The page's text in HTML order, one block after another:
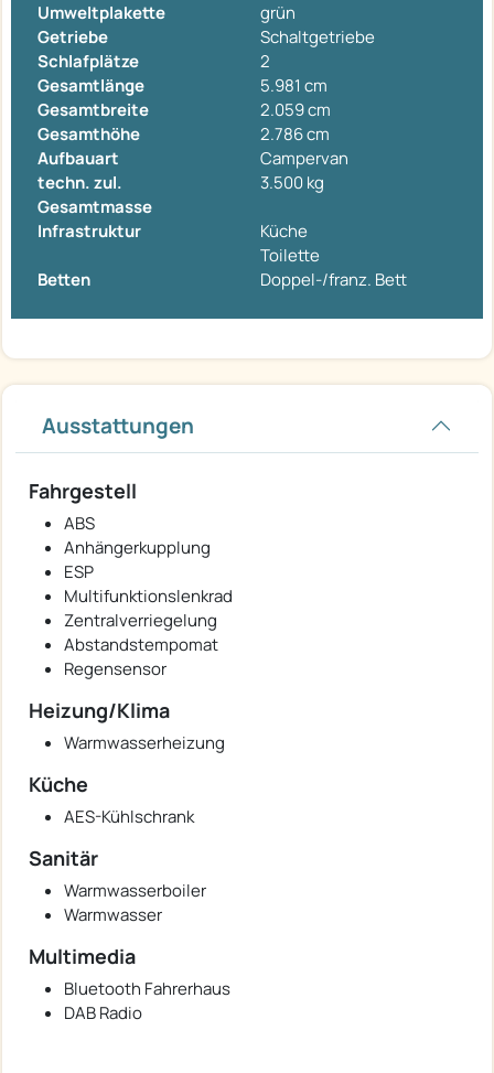
Umweltplakette
grün
Getriebe
Schaltgetriebe
Schlafplätze
2
Gesamtlänge
5.981 cm
Gesamtbreite
2.059 cm
Gesamthöhe
2.786 cm
Aufbauart
Campervan
techn. zul.
Gesamtmasse
3.500 kg
Infrastruktur
Küche
Toilette
Betten
Doppel-/franz. Bett
Ausstattungen
Fahrgestell
ABS
Anhängerkupplung
ESP
Multifunktionslenkrad
Zentralverriegelung
Abstandstempomat
Regensensor
Heizung/Klima
Warmwasserheizung
Küche
AES-Kühlschrank
Sanitär
Warmwasserboiler
Warmwasser
Multimedia
Bluetooth Fahrerhaus
DAB Radio